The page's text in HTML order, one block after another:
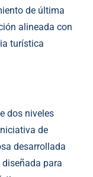
de última
alineada con
turística
dos niveles
de
desarrollada
diseñada para